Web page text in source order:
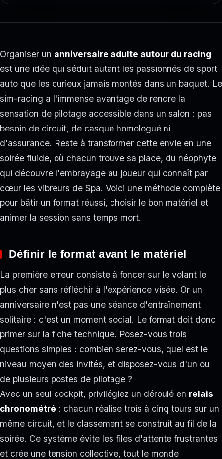
Organiser un anniversaire adulte autour du racing
est une idée qui séduit autant les passionnés de sport
auto que les curieux jamais montés dans un baquet. Le
sim-racing a l'immense avantage de rendre la
sensation de pilotage accessible dans un salon : pas
besoin de circuit, de casque homologué ni
d'assurance. Reste à transformer cette envie en une
soirée fluide, où chacun trouve sa place, du néophyte
qui découvre l'embrayage au joueur qui connaît par
cœur les vibreurs de Spa. Voici une méthode complète
pour bâtir un format réussi, choisir le bon matériel et
animer la session sans temps mort.
Définir le format avant le matériel
La première erreur consiste à foncer sur le volant le
plus cher sans réfléchir à l'expérience visée. Or un
anniversaire n'est pas une séance d'entraînement
solitaire : c'est un moment social. Le format doit donc
primer sur la fiche technique. Posez-vous trois
questions simples : combien serez-vous, quel est le
niveau moyen des invités, et disposez-vous d'un ou
de plusieurs postes de pilotage ?
Avec un seul cockpit, privilégiez un déroulé en relais
chronométré : chacun réalise trois à cinq tours sur un
même circuit, et le classement se construit au fil de la
soirée. Ce système évite les files d'attente frustrantes
et crée une tension collective, tout le monde